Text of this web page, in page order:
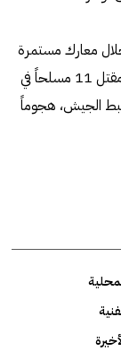
معارك مستمرة
لليوم الثالث على التوالي، مع الحوثيين، ما أسفر عن مقتل 11 مسلحاً في
صعدة، أحبط الجيش، هجوماً